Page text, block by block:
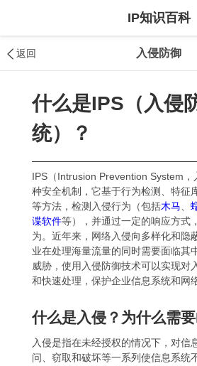
IP知识百科
返回 入侵防御
什么是IPS（入侵
统）？
IPS（Intrusion Prevention System，
种安全机制，它基于行为检测、特征
等方法，检测入侵行为（包括木马
谍软件等），并通过一定的响应方式
为。近年来，网络入侵向多样化和隐
业在处理海量流量的同时需要面临其
威胁，使用入侵防御技术可以实现对
和快速处理，保护企业信息系统和网
什么是入侵？为什么需要
入侵是指在未经授权的情况下，对信
问、窃取和破坏等一系列使信息系统